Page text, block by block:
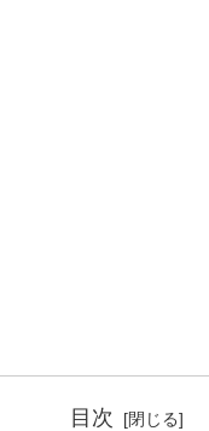
目次